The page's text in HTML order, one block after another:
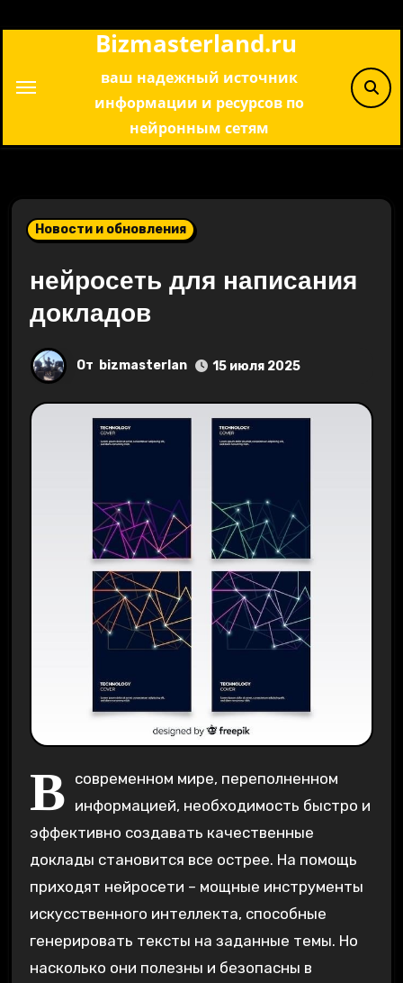
Bizmasterland.ru
ваш надежный источник
информации и ресурсов по
нейронным сетям
Новости и обновления
нейросеть для написания
докладов
От bizmasterlan 15 июля 2025
В современном мире‚ переполненном
информацией‚ необходимость быстро и
эффективно создавать качественные
доклады становится все острее. На помощь
приходят нейросети – мощные инструменты
искусственного интеллекта‚ способные
генерировать тексты на заданные темы. Но
насколько они полезны и безопасны в